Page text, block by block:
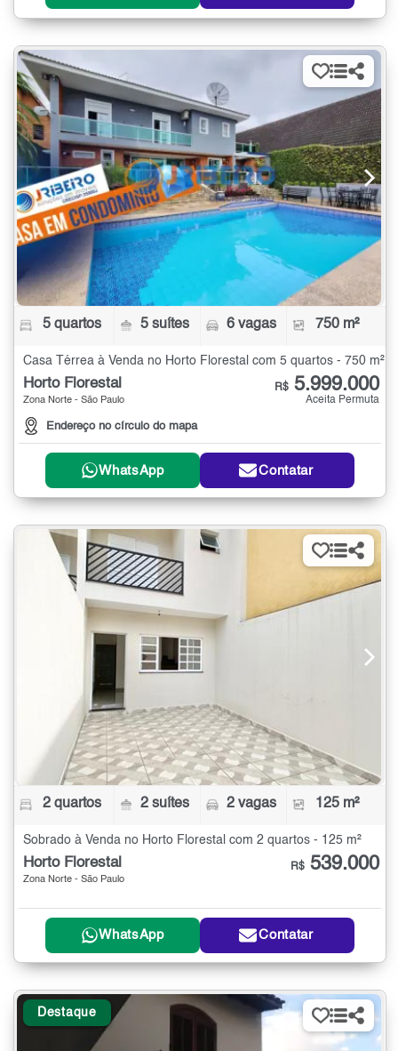
5 quartos 5 suítes 6 vagas 750 m²
Casa Térrea à Venda no Horto Florestal com 5 quartos - 750 m²
Horto Florestal
Zona Norte - São Paulo
Endereço no círculo do mapa
R$ 5.999.000
Aceita Permuta
WhatsApp Contatar
2 quartos 2 suítes 2 vagas 125 m²
Sobrado à Venda no Horto Florestal com 2 quartos - 125 m²
Horto Florestal
Zona Norte - São Paulo
R$ 539.000
WhatsApp Contatar
Destaque